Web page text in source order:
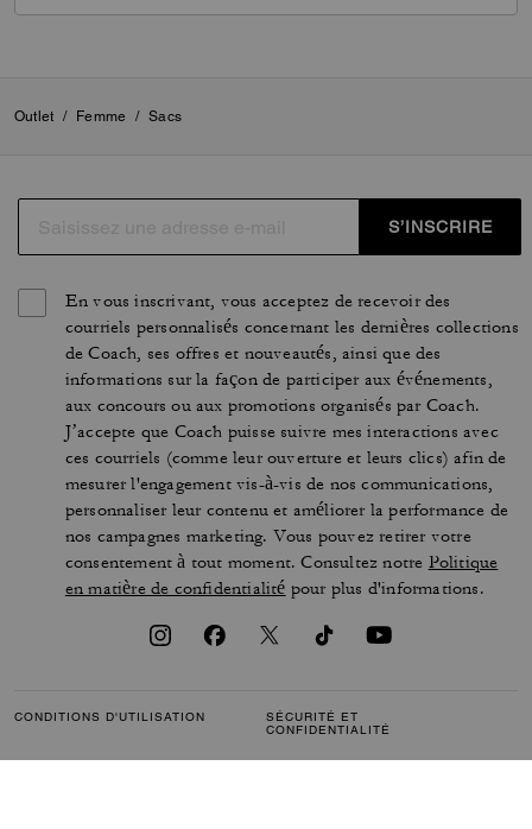
Outlet / Femme / Sacs
S’INSCRIRE
En vous inscrivant, vous acceptez de recevoir des
courriels personnalisés concernant les dernières collections
de Coach, ses offres et nouveautés, ainsi que des
informations sur la façon de participer aux événements,
aux concours ou aux promotions organisés par Coach.
J’accepte que Coach puisse suivre mes interactions avec
ces courriels (comme leur ouverture et leurs clics) afin de
mesurer l'engagement vis-à-vis de nos communications,
personnaliser leur contenu et améliorer la performance de
nos campagnes marketing. Vous pouvez retirer votre
consentement à tout moment. Consultez notre Politique
en matière de confidentialité pour plus d'informations.
CONDITIONS D'UTILISATION
SÉCURITÉ ET
CONFIDENTIALITÉ